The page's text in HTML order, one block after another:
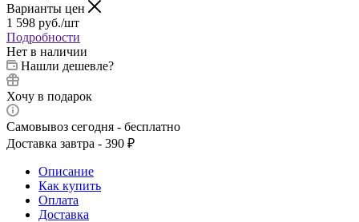
Варианты цен
1 598 руб./шт
Подробности
Нет в наличии
Нашли дешевле?
Хочу в подарок
Самовывоз сегодня - бесплатно
Доставка завтра - 390 ₽
Описание
Как купить
Оплата
Доставка